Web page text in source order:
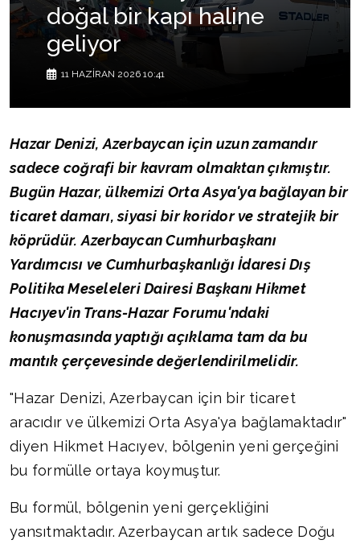
doğal bir kapı haline
geliyor
11 HAZIRAN 2026 10:41
Hazar Denizi, Azerbaycan için uzun zamandır
sadece coğrafi bir kavram olmaktan çıkmıştır.
Bugün Hazar, ülkemizi Orta Asya'ya bağlayan bir
ticaret damarı, siyasi bir koridor ve stratejik bir
köprüdür. Azerbaycan Cumhurbaşkanı
Yardımcısı ve Cumhurbaşkanlığı İdaresi Dış
Politika Meseleleri Dairesi Başkanı Hikmet
Hacıyev'in Trans-Hazar Forumu'ndaki
konuşmasında yaptığı açıklama tam da bu
mantık çerçevesinde değerlendirilmelidir.
"Hazar Denizi, Azerbaycan için bir ticaret
aracıdır ve ülkemizi Orta Asya'ya bağlamaktadır"
diyen Hikmet Hacıyev, bölgenin yeni gerçeğini
bu formülle ortaya koymuştur.
Bu formül, bölgenin yeni gerçekliğini
yansıtmaktadır. Azerbaycan artık sadece Doğu